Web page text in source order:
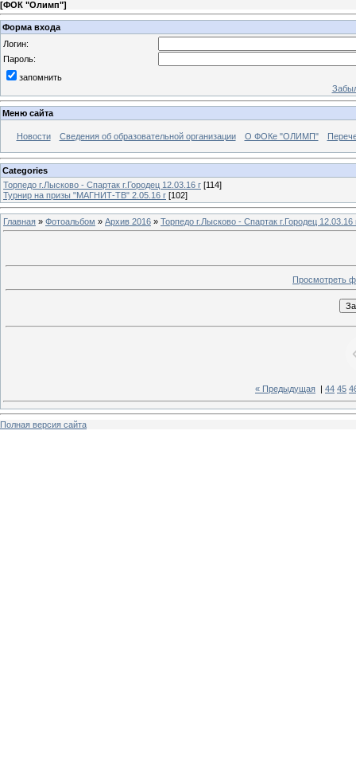
[ФОК "Олимп"]
Форма входа
Логин:
Пароль:
запомнить
Меню сайта
Новости Сведения об образовательной организации О ФОКе "ОЛИМП"
Categories
Торпедо г.Лысково - Спартак г.Городец 12.03.16 г [114]
Турнир на призы "МАГНИТ-ТВ" 2.05.16 г [102]
Главная » Фотоальбом » Архив 2016 » Торпедо г.Лысково - Спартак г.Городец 12.03.16
Просмотреть
« Предыдущая 44 45
Полная версия сайта